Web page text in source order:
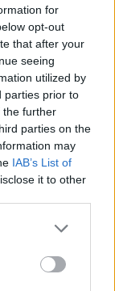
for
opt-out
that after your
seeing
utilized by
parties prior to
the further
parties on the
may
IAB’s List of
it to other